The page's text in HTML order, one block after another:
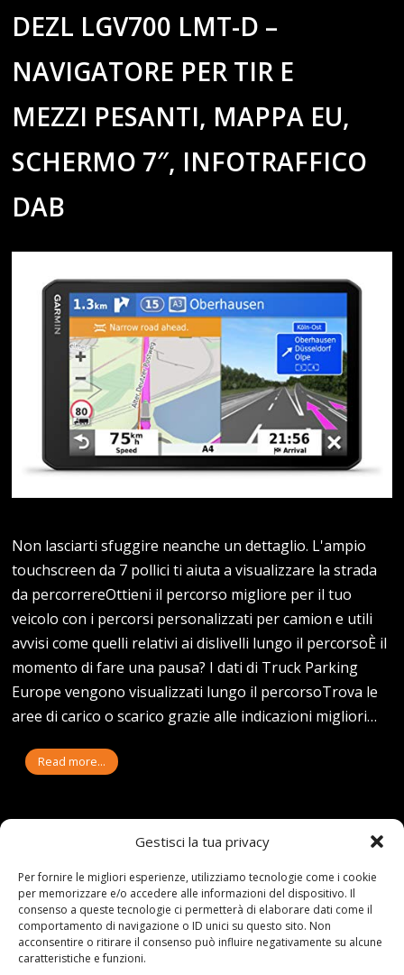
Gestisci la tua privacy
Per fornire le migliori esperienze, utilizziamo tecnologie come i cookie
per memorizzare e/o accedere alle informazioni del dispositivo. Il
consenso a queste tecnologie ci permetterà di elaborare dati come il
comportamento di navigazione o ID unici su questo sito. Non
acconsentire o ritirare il consenso può influire negativamente su alcune
caratteristiche e funzioni.
DEZL LGV700 LMT-D –
NAVIGATORE PER TIR E
MEZZI PESANTI, MAPPA EU,
SCHERMO 7″, INFOTRAFFICO
DAB
Non lasciarti sfuggire neanche un dettaglio. L'ampio
touchscreen da 7 pollici ti aiuta a visualizzare la strada
da percorrereOttieni il percorso migliore per il tuo
veicolo con i percorsi personalizzati per camion e utili
avvisi come quelli relativi ai dislivelli lungo il percorsoÈ il
momento di fare una pausa? I dati di Truck Parking
Europe vengono visualizzati lungo il percorsoTrova le
aree di carico o scarico grazie alle indicazioni migliori…
Read more...
Articoli recenti
Assicurazione auto e sostituzione lunotto: le cose
da sapere